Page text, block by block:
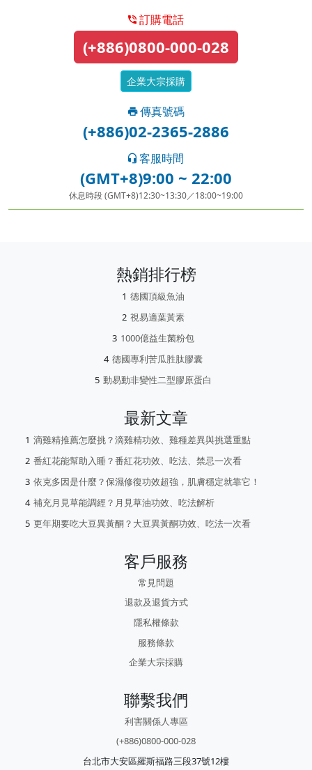
訂購電話
(+886)0800-000-028
企業大宗採購
傳真號碼
(+886)02-2365-2886
客服時間
(GMT+8)9:00 ~ 22:00
休息時段 (GMT+8)12:30~13:30／18:00~19:00
熱銷排行榜
德國頂級魚油
視易適葉黃素
1000億益生菌粉包
德國專利苦瓜胜肽膠囊
動易動非變性二型膠原蛋白
最新文章
滴雞精推薦怎麼挑？滴雞精功效、雞種差異與挑選重點
番紅花能幫助入睡？番紅花功效、吃法、禁忌一次看
依克多因是什麼？保濕修復功效超強，肌膚穩定就靠它！
補充月見草能調經？月見草油功效、吃法解析
更年期要吃大豆異黃酮？大豆異黃酮功效、吃法一次看
客戶服務
常見問題
退款及退貨方式
隱私權條款
服務條款
企業大宗採購
聯繫我們
利害關係人專區
(+886)0800-000-028
台北市大安區羅斯福路三段37號12樓